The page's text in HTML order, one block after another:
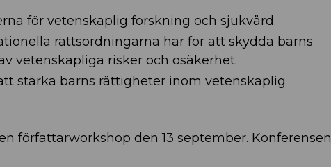
för vetenskaplig forskning och sjukvård.
rättsordningarna har för att skydda barns
vetenskapliga risker och osäkerhet.
stärka barns rättigheter inom vetenskaplig
författarworkshop den 13 september. Konferensen